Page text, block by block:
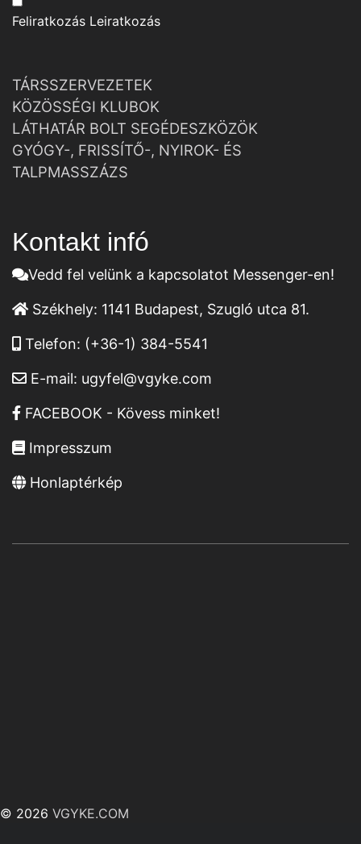
Feliratkozás Leiratkozás
TÁRSSZERVEZETEK
KÖZÖSSÉGI KLUBOK
LÁTHATÁR BOLT SEGÉDESZKÖZÖK
GYÓGY-, FRISSÍTŐ-, NYIROK- ÉS
TALPMASSZÁZS
Kontakt infó
Vedd fel velünk a kapcsolatot Messenger-en!
Székhely: 1141 Budapest, Szugló utca 81.
Telefon: (+36-1) 384-5541
E-mail: ugyfel@vgyke.com
FACEBOOK - Kövess minket!
Impresszum
Honlaptérkép
© 2026 VGYKE.COM